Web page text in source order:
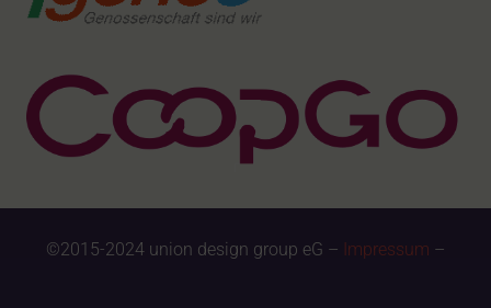
©2015-2024 union design group eG – Impressum –